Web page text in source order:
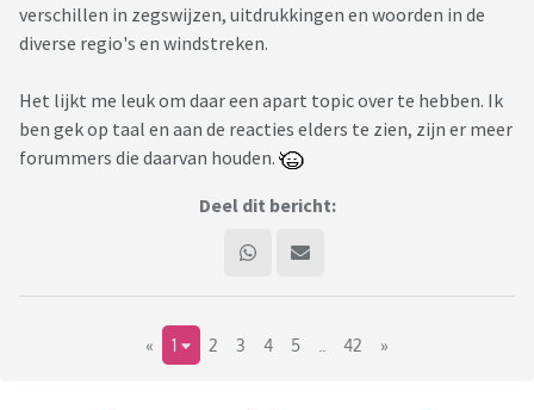
verschillen in zegswijzen, uitdrukkingen en woorden in de
diverse regio's en windstreken.
Het lijkt me leuk om daar een apart topic over te hebben. Ik
ben gek op taal en aan de reacties elders te zien, zijn er meer
forummers die daarvan houden.
Deel dit bericht:
« 1 2 3 4 5 42 »